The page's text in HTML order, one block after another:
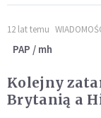
12 lat temu
PAP / mh
Kolejny
Brytanią a